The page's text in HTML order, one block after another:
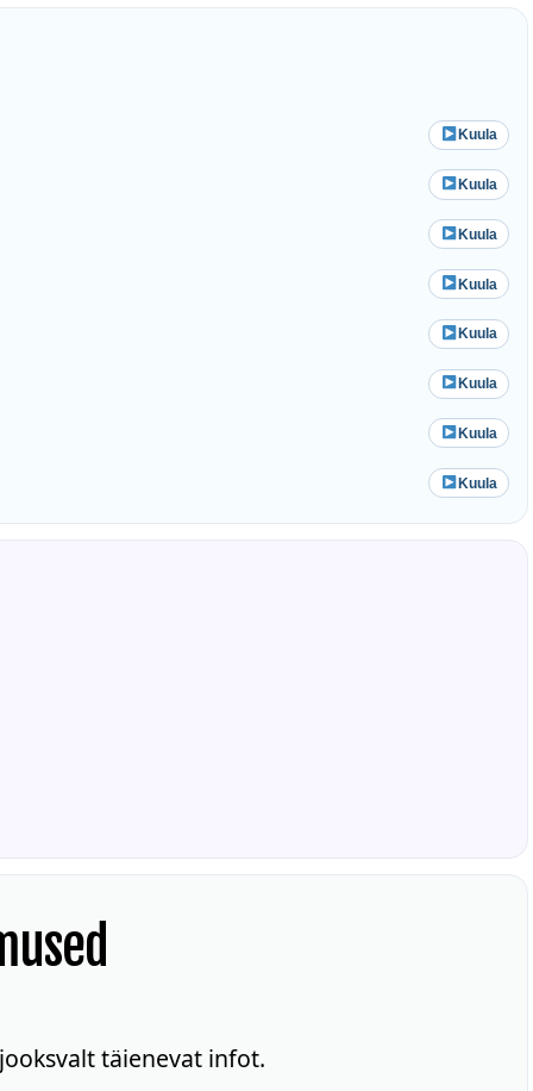
Kuula
Kuula
Kuula
Kuula
Kuula
Kuula
Kuula
Kuula
täienevat infot.